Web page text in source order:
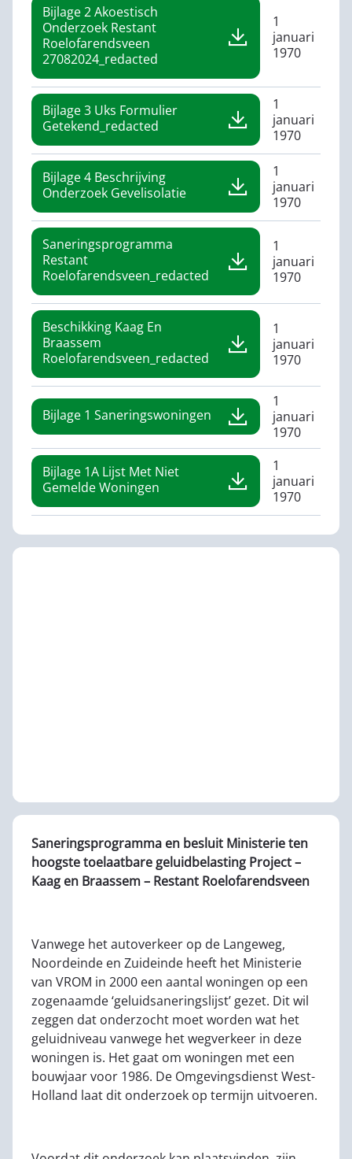
Bijlage 2 Akoestisch
Onderzoek Restant
Roelofarendsveen
27082024_redacted
1
januari
1970
Bijlage 3 Uks Formulier
Getekend_redacted
1
januari
1970
Bijlage 4 Beschrijving
Onderzoek Gevelisolatie
1
januari
1970
Saneringsprogramma
Restant
Roelofarendsveen_redacted
1
januari
1970
Beschikking Kaag En
Braassem
Roelofarendsveen_redacted
1
januari
1970
Bijlage 1 Saneringswoningen
1
januari
1970
Bijlage 1A Lijst Met Niet
Gemelde Woningen
1
januari
1970
Saneringsprogramma en besluit Ministerie ten
hoogste toelaatbare geluidbelasting Project –
Kaag en Braassem – Restant Roelofarendsveen
Vanwege het autoverkeer op de Langeweg,
Noordeinde en Zuideinde heeft het Ministerie
van VROM in 2000 een aantal woningen op een
zogenaamde ‘geluidsaneringslijst’ gezet. Dit wil
zeggen dat onderzocht moet worden wat het
geluidniveau vanwege het wegverkeer in deze
woningen is. Het gaat om woningen met een
bouwjaar voor 1986. De Omgevingsdienst West-
Holland laat dit onderzoek op termijn uitvoeren.